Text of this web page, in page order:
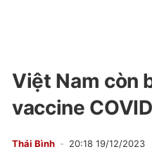
Việt Nam còn
vaccine
Thái Bình 20:18 19/12/2023